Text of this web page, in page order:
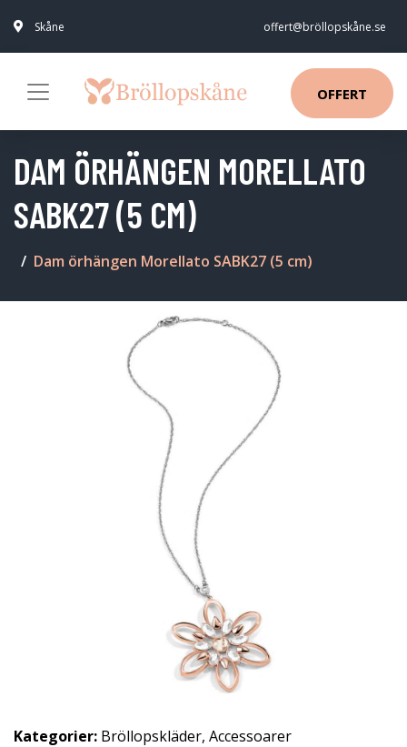
Skåne offert@bröllopskåne.se
OFFERT
DAM ÖRHÄNGEN MORELLATO
SABK27 (5 CM)
Dam örhängen Morellato SABK27 (5 cm)
Kategorier: Bröllopskläder, Accessoarer